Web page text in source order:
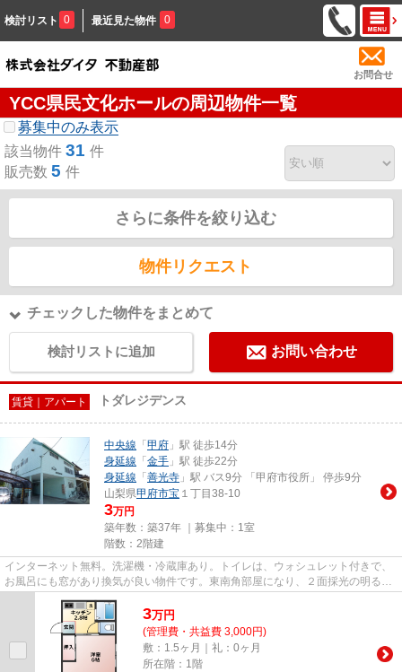
検討リスト 0 最近見た物件 0
お問合せ
YCC県民文化ホールの周辺物件一覧
募集中のみ表示
該当物件 31 件
販売数 5 件
さらに条件を絞り込む
物件リクエスト
チェックした物件をまとめて
検討リストに追加 お問い合わせ
賃貸｜アパート トダレジデンス
中央線 「 甲府 」駅 徒歩14分
身延線 「 金手 」駅 徒歩22分
身延線 「 善光寺 」駅 バス9分 「甲府市役所」 停歩9分
山梨県甲府市宝 １丁目38-10
3万円
築年数：築37年 ｜募集中： 1室
階数：2階建
インターネット無料。洗濯機・冷蔵庫あり。トイレは、ウォシュレット付きで、
お風呂にも窓があり換気が良い物件です。東南角部屋になり、２面採光の明るい
お部屋です。
3万円
(管理費・共益費 3,000円)
敷：1.5ヶ月｜礼：0ヶ月
所在階：1階